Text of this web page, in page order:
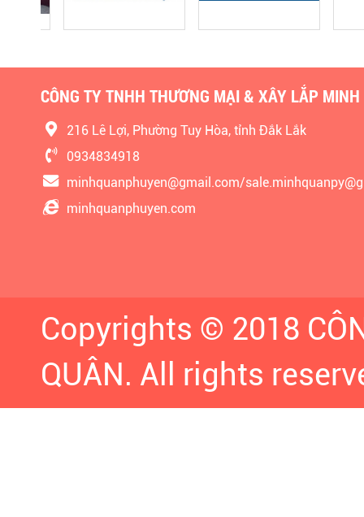
CÔNG TY TNHH THƯƠNG MẠI & XÂY LẮP
216 Lê Lợi, Phường Tuy Hòa, tỉnh Đắk Lắk
0934834918
minhquanphuyen@gmail.com/
minhquanphuyen.com
Copyrights © 2018
QUÂN. All rights